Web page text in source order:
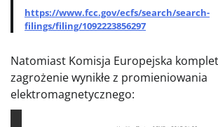
https://www.fcc.gov/ecfs/search/search-
filings/filing/1092223856297
Natomiast Komisja Europejska
zagrożenie wynikłe z promieniowania
elektromagnetycznego: